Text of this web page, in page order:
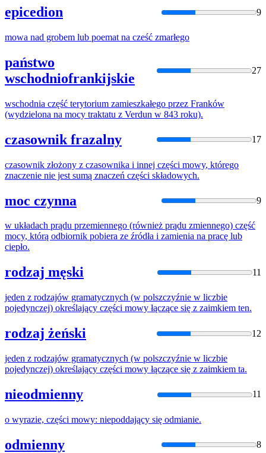
epicedion 9
mowa nad grobem lub poemat na cześć zmarłego
państwo
wschodniofrankijskie
27
wschodnia część terytorium zamieszkałego przez Franków
(wydzielona na mocy traktatu z Verdun w 843 roku).
czasownik frazalny 17
czasownik złożony z czasownika i innej części mowy, którego
znaczenie nie jest sumą znaczeń części składowych.
moc czynna 9
w układach prądu przemiennego (również prądu zmiennego) część
mocy, którą odbiornik pobiera ze źródła i zamienia na pracę lub
ciepło.
rodzaj męski 11
jeden z rodzajów gramatycznych (w polszczyźnie w liczbie
pojedynczej) określający części mowy łączące się z zaimkiem ten.
rodzaj żeński 12
jeden z rodzajów gramatycznych (w polszczyźnie w liczbie
pojedynczej) określający części mowy łączące się z zaimkiem ta.
nieodmienny 11
o wyrazie, części mowy: niepoddający się odmianie.
odmienny 8